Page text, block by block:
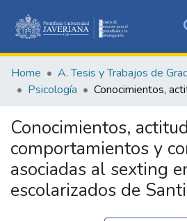
&
Home A. Tesis y Trabajos de
Psicología
Conocimientos,
comportamientos y
asociadas al sexting
escolarizados de